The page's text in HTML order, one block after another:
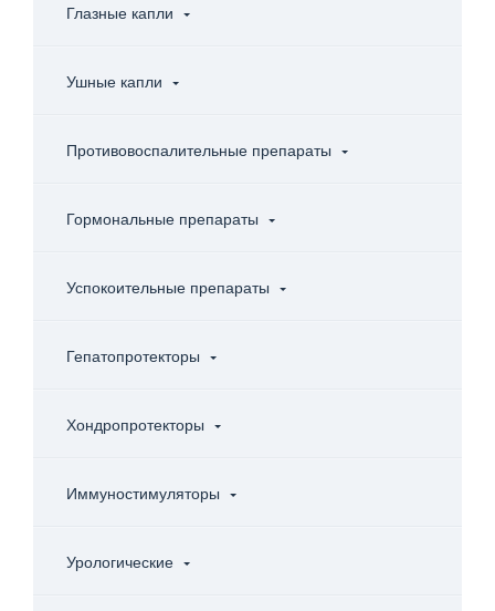
Глазные капли
Ушные капли
Противовоспалительные препараты
Гормональные препараты
Успокоительные препараты
Гепатопротекторы
Хондропротекторы
Иммуностимуляторы
Урологические